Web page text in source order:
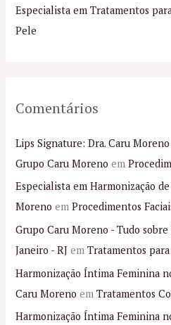
o
r
Especialista em Tratamentos
Pele
Comentários
Lips Signature: Dra. Caru
Grupo Caru Moreno em
Especialista em Harmonização
Moreno emProcedimentos
Grupo Caru Moreno - Tudo
Janeiro - RJ emTratamentos
Harmonização Íntima Feminina
Caru Moreno emTratamentos
Harmonização Íntima Feminina